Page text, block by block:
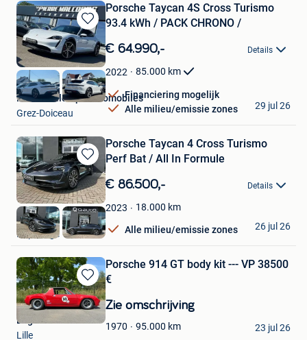
Bewaren
in
Mijn
Favorieten
Porsche Taycan 4S Cross Turismo
93.4 kWh / PACK CHRONO /
€ 64.990,- Details
2022 85.000 km
Financiering mogelijk
Alle milieu/emissie zones
Pierre Malcorps Automobiles
Grez-Doiceau
29 jul 26
Bewaren
in
Mijn
Favorieten
Porsche Taycan 4 Cross Turismo
Perf Bat / All In Formule
€ 86.500,- Details
2023 18.000 km
Alle milieu/emissie zones
Q-Auto
Poperinge
26 jul 26
Bewaren
in
Mijn
Favorieten
Porsche 914 GT body kit --- VP 38500
€
Zie omschrijving
1970 95.000 km
Loghomes
Lille
23 jul 26